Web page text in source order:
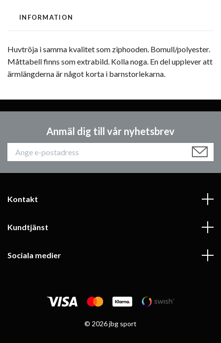
INFORMATION
Huvtröja i samma kvalitet som ziphooden. Bomull/polyester.
Måttabell finns som extrabild. Kolla noga. En del upplever att
ärmlängderna är något korta i barnstorlekarna.
Anmäl dig till vår nyhetsbrev
Kontakt
Kundtjänst
Sociala medier
© 2026 jbg sport